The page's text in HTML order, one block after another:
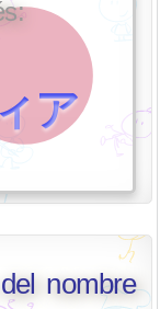
ア
nombre